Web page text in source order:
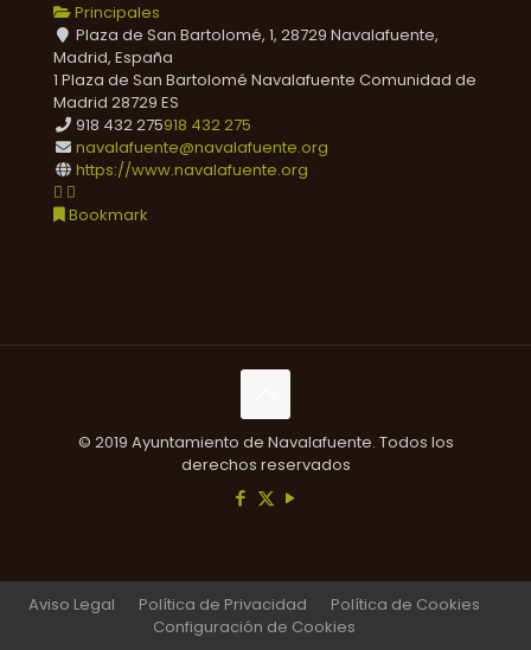
Principales
Plaza de San Bartolomé, 1, 28729 Navalafuente,
Madrid, España
1 Plaza de San Bartolomé Navalafuente Comunidad de
Madrid 28729 ES
918 432 275918 432 275
navalafuente@navalafuente.org
https://www.navalafuente.org
Bookmark
© 2019 Ayuntamiento de Navalafuente. Todos los
derechos reservados
Aviso Legal Política de Privacidad
Política de Cookies
Configuración de Cookies